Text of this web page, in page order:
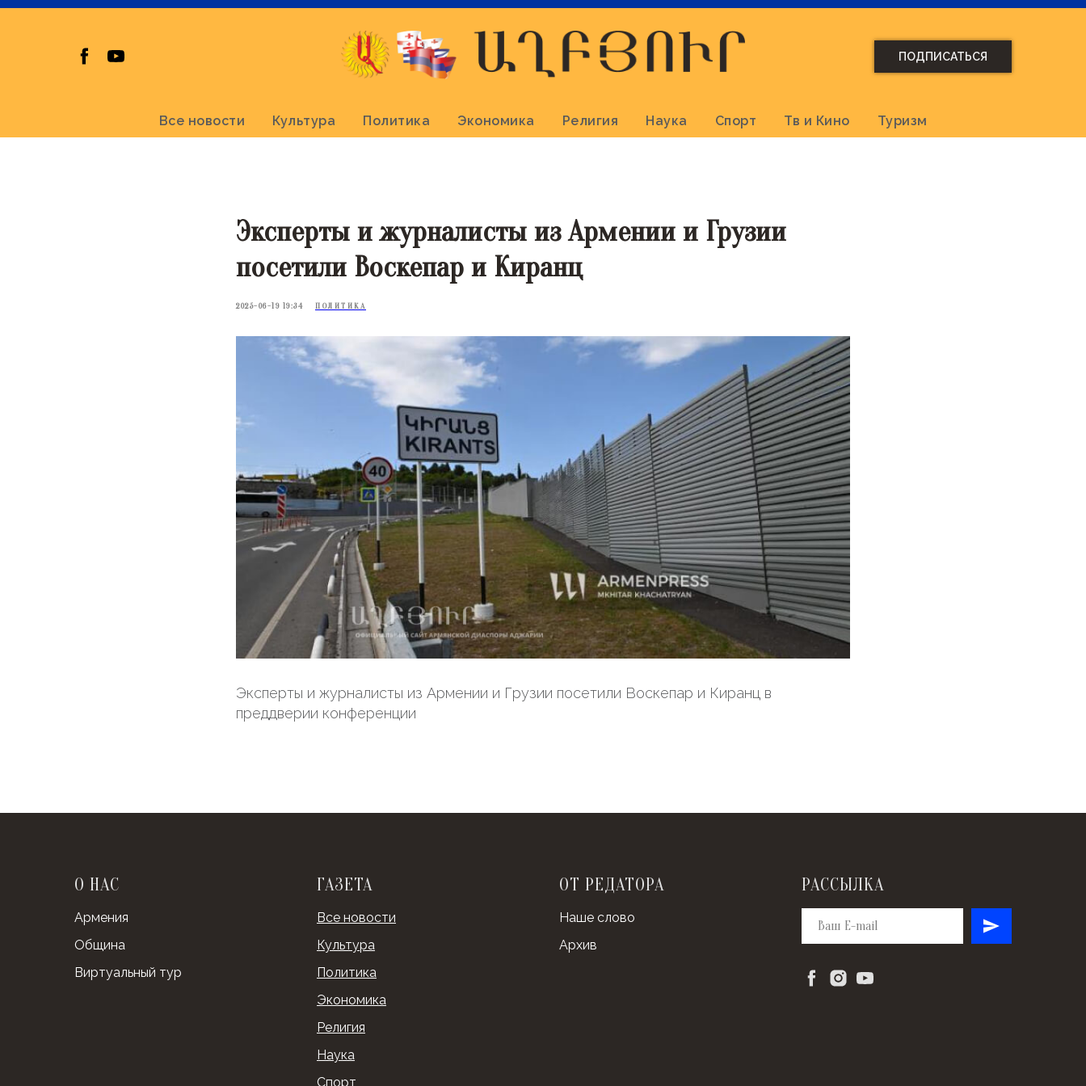
ПОДПИСАТЬСЯ
Все новости Культура Политика Экономика Религия Наука Спорт Тв и Кино Туризм
Эксперты и журналисты из Армении и Грузии
посетили Воскепар и Киранц
2025-06-19 19:34 ПОЛИТИКА
Эксперты и журналисты из Армении и Грузии посетили Воскепар и Киранц в
преддверии конференции
О НАС
Армения
Община
Виртуальный тур
ГАЗЕТА
Все новости
Культура
Политика
Экономика
Религия
Наука
Спорт
ОТ РЕДАТОРА
Наше слово
Архив
РАССЫЛКА